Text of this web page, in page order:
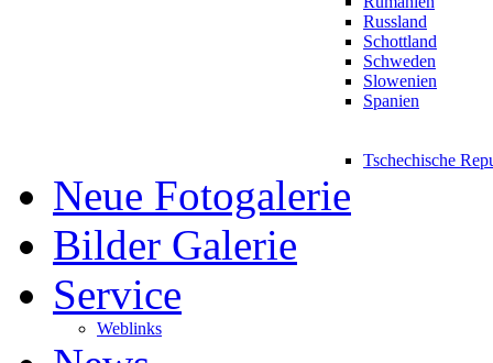
Russland
Schottland
Schweden
Slowenien
Spanien
Tschechische
Neue Fotogalerie
Bilder Galerie
Service
Weblinks